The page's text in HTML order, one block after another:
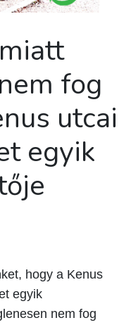
fog
utcai
egyik
hogy a Kenus
egyik
nem fog